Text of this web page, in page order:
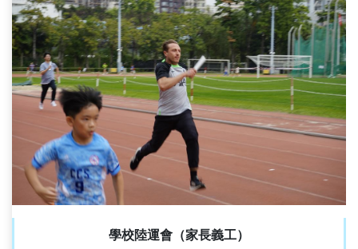
學校陸運會（家長義工）